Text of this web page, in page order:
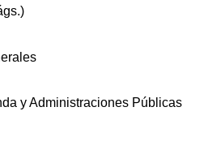
)
y Administraciones Públicas